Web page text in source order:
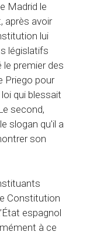
Madrid le
après avoir
lui
législatifs
premier des
Priego pour
qui blessait
second,
slogan qu'il a
son
Constitution
espagnol
à ce